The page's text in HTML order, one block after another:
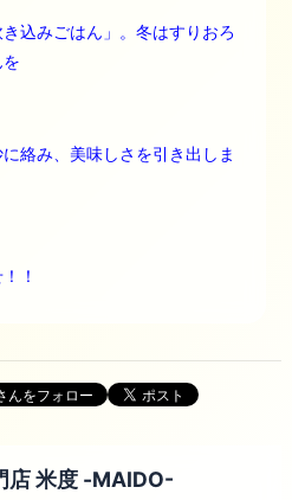
込みごはん」。冬はすりおろ
絡み、美味しさを引き出しま
！
店 米度 -MAIDO-